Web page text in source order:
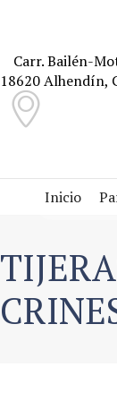
Carr. Bailén-
18620 Alhendín,
Inicio